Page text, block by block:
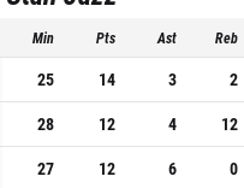
Min Pts Ast Reb
25 14 3 2
28 12 4 12
27 12 6 0